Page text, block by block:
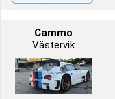
Cammo
Västervik